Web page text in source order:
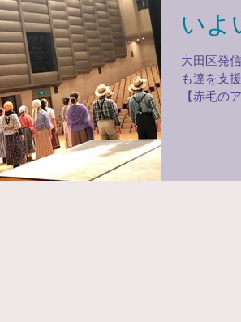
いよ
大田区発
も達を支
【赤毛のアン】公演